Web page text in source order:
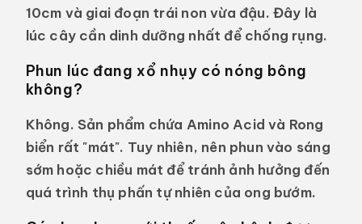
10cm và giai đoạn trái non vừa đậu. Đây là
lúc cây cần dinh dưỡng nhất để chống rụng.
Phun lúc đang xổ nhụy có nóng bông
không?
Không. Sản phẩm chứa Amino Acid và Rong
biển rất "mát". Tuy nhiên, nên phun vào sáng
sớm hoặc chiều mát để tránh ảnh hưởng đến
quá trình thụ phấn tự nhiên của ong bướm.